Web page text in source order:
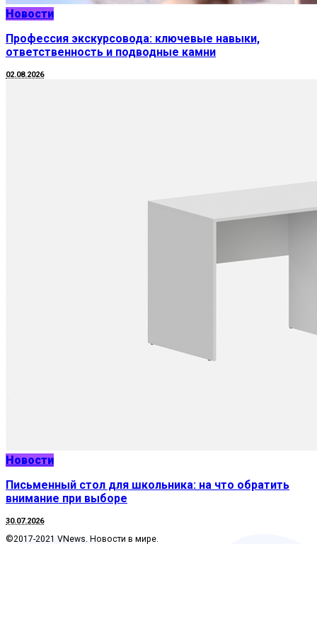
Новости
Профессия экскурсовода: ключевые навыки,
ответственность и подводные камни
02.08.2026
Новости
Письменный стол для школьника: на что обратить
внимание при выборе
30.07.2026
©2017-2021 VNews. Новости в мире.